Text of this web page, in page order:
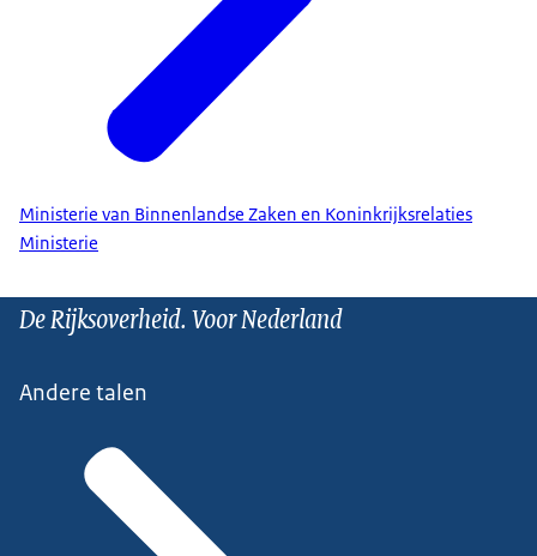
Ministerie van Binnenlandse Zaken en Koninkrijksrelaties
Ministerie
De Rijksoverheid. Voor Nederland
Andere talen